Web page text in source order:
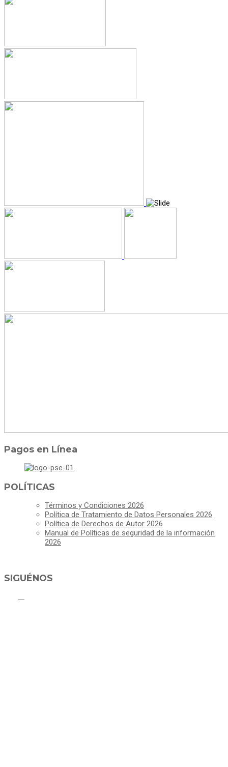
Pagos en Línea
POLÍTICAS
Términos y Condiciones 2026
Política de Tratamiento de Datos Personales 2026
Política de Derechos de Autor 2026
Manual de Políticas de seguridad de la información
2026
SIGUÉNOS